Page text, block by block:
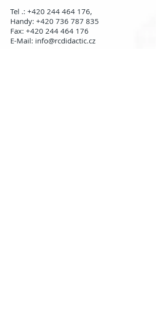
Tel .: +420 244 464 176,
Handy: +420 736 787 835
Fax: +420 244 464 176
E-Mail: info@rcdidactic.cz